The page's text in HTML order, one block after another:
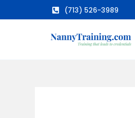
(713) 526-3989